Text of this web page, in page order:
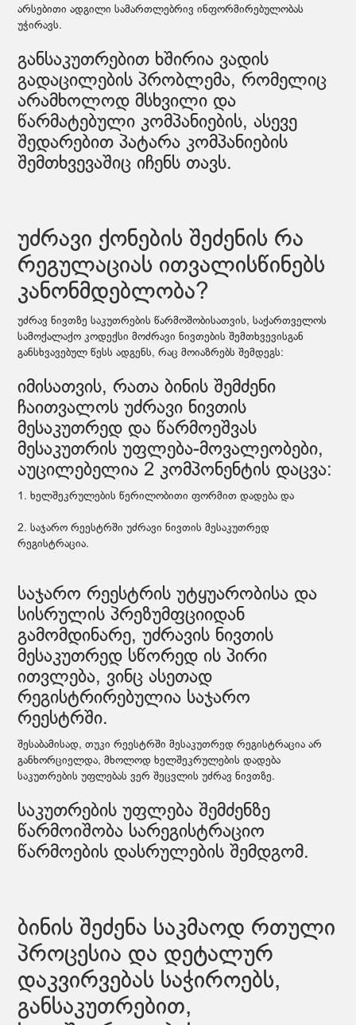
არსებითი ადგილი სამართლებრივ ინფორმირებულობას
უჭირავს.
განსაკუთრებით ხშირია ვადის
გადაცილების პრობლემა, რომელიც
არამხოლოდ მსხვილი და
წარმატებული კომპანიების, ასევე
შედარებით პატარა კომპანიების
შემთხვევაშიც იჩენს თავს.
უძრავი ქონების შეძენის რა
რეგულაციას ითვალისწინებს
კანონმდებლობა?
უძრავ ნივთზე საკუთრების წარმოშობისათვის, საქართველოს
სამოქალაქო კოდექსი მოძრავი ნივთების შემთხვევისგან
განსხვავებულ წესს ადგენს, რაც მოიაზრებს შემდეგს:
იმისათვის, რათა ბინის შემძენი
ჩაითვალოს უძრავი ნივთის
მესაკუთრედ და წარმოეშვას
მესაკუთრის უფლება-მოვალეობები,
აუცილებელია 2 კომპონენტის დაცვა:
1. ხელშეკრულების წერილობითი ფორმით დადება და
2. საჯარო რეესტრში უძრავი ნივთის მესაკუთრედ
რეგისტრაცია.
საჯარო რეესტრის უტყუარობისა და
სისრულის პრეზუმფციიდან
გამომდინარე, უძრავის ნივთის
მესაკუთრედ სწორედ ის პირი
ითვლება, ვინც ასეთად
რეგისტრირებულია საჯარო
რეესტრში.
შესაბამისად, თუკი რეესტრში მესაკუთრედ რეგისტრაცია არ
განხორციელდა, მხოლოდ ხელშეკრულების დადება
საკუთრების უფლებას ვერ შეცვლის უძრავ ნივთზე.
საკუთრების უფლება შემძენზე
წარმოიშობა სარეგისტრაციო
წარმოების დასრულების შემდგომ.
ბინის შეძენა საკმაოდ რთული
პროცესია და დეტალურ
დაკვირვებას საჭიროებს,
განსაკუთრებით,